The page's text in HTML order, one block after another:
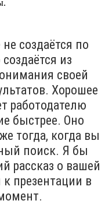
создаётся по
из
своей
Хорошее
работодателю
быстрее. Оно
тогда, когда вы
поиск. Я бы
рассказ о вашей
к презентации в